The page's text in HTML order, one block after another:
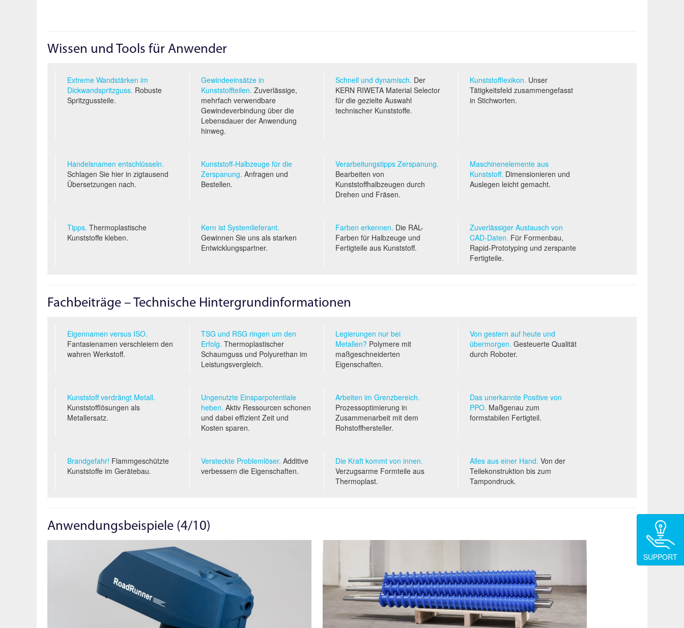
Wissen und Tools für Anwender
Extreme Wandstärken im
Dickwandspritzguss. Robuste
Spritzgussteile.
Gewindeeinsätze in
Kunststoffteilen. Zuverlässige,
mehrfach verwendbare
Gewindeverbindung über die
Lebensdauer der Anwendung
hinweg.
Schnell und dynamisch. Der
KERN RIWETA Material Selector
für die gezielte Auswahl
technischer Kunststoffe.
Kunststofflexikon. Unser
Tätigkeitsfeld zusammengefasst
in Stichworten.
Handelsnamen entschlüsseln.
Schlagen Sie hier in zigtausend
Übersetzungen nach.
Kunststoff-Halbzeuge für die
Zerspanung. Anfragen und
Bestellen.
Verarbeitungstipps Zerspanung.
Bearbeiten von
Kunststoffhalbzeugen durch
Drehen und Fräsen.
Maschinenelemente aus
Kunststoff. Dimensionieren und
Auslegen leicht gemacht.
Tipps. Thermoplastische
Kunststoffe kleben.
Kern ist System­lieferant.
Gewinnen Sie uns als starken
Entwicklungspartner.
Farben erkennen. Die RAL-
Farben für Halbzeuge und
Fertigteile aus Kunststoff.
Zuverlässiger Austausch von
CAD-Daten. Für Formenbau,
Rapid-Prototyping und zerspante
Fertigteile.
Fachbeiträge – Technische Hintergrundinformationen
Eigennamen versus ISO.
Fantasienamen verschleiern den
wahren Werkstoff.
TSG und RSG ringen um den
Erfolg. Thermoplastischer
Schaumguss und Polyurethan im
Leistungs­vergleich.
Legierungen nur bei
Metallen? Polymere mit
maßgeschneiderten
Eigenschaften.
Von gestern auf heute und
übermorgen. Gesteuerte Qualität
durch Roboter.
Kunststoff verdrängt Metall.
Kunststofflösungen als
Metallersatz.
Ungenutzte Einsparpotentiale
heben. Aktiv Ressourcen schonen
und dabei effizient Zeit und
Kosten sparen.
Arbeiten im Grenzbereich.
Prozessoptimierung in
Zusammenarbeit mit dem
Rohstoffhersteller.
Das unerkannte Positive von
PPO. Maßgenau zum
formstabilen Fertigteil.
Brandgefahr! Flammgeschützte
Kunststoffe im Gerätebau.
Versteckte Problemlöser. Additive
verbessern die Eigenschaften.
Die Kraft kommt von innen.
Verzugsarme Formteile aus
Thermoplast.
Alles aus einer Hand.Von der
Teilekonstruktion bis zum
Tampondruck.
Anwendungsbeispiele (4/10)
SUPPORT